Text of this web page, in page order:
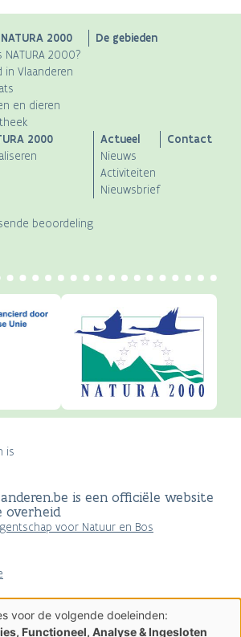
2000
NATURA 2000?
in Vlaanderen
en dieren
De gebieden
2000
beoordeling
Actueel
Nieuws
Activiteiten
Nieuwsbrief
Contact
is een officiële website
overheid
voor Natuur en Bos
voor de volgende doeleinden:
Functioneel, Analyse & Ingesloten